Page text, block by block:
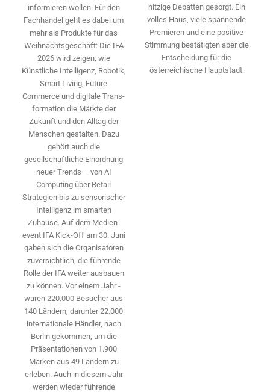
informieren wollen. Für den
Fachhandel geht es dabei um
mehr als Produkte für das
Weihnachtsgeschäft: Die IFA
2026 wird ­zeigen, wie
Künstliche Intelligenz, Robotik,
Smart Living, Future
Commerce und digitale Trans­
formation die Märkte der
Zukunft und den Alltag der
Menschen gestalten. Dazu
gehört auch die
gesellschaftliche Einordnung
neuer Trends – von AI
Computing über Retail
Strategien bis zu sensorischer
Intelligenz im smarten
Zuhause. Auf dem Medien­
event IFA Kick-Off am 30. Juni
gaben sich die Organisatoren
zuversichtlich, die führende
Rolle der IFA weiter ausbauen
zu können. Vor einem Jahr ­
waren 220.000 Besucher aus
140 ­Ländern, ­darunter 22.000
internationale Händler, nach
Berlin gekommen, um die
Präsen­tationen von 1.900
Marken aus 49 Ländern zu
erleben. Auch in diesem Jahr
werden wieder führende
hitzige Debatten gesorgt. Ein
volles Haus, viele spannende
Premieren und eine positive
Stimmung bestätigten aber die
Entscheidung für die
österreichische Hauptstadt.